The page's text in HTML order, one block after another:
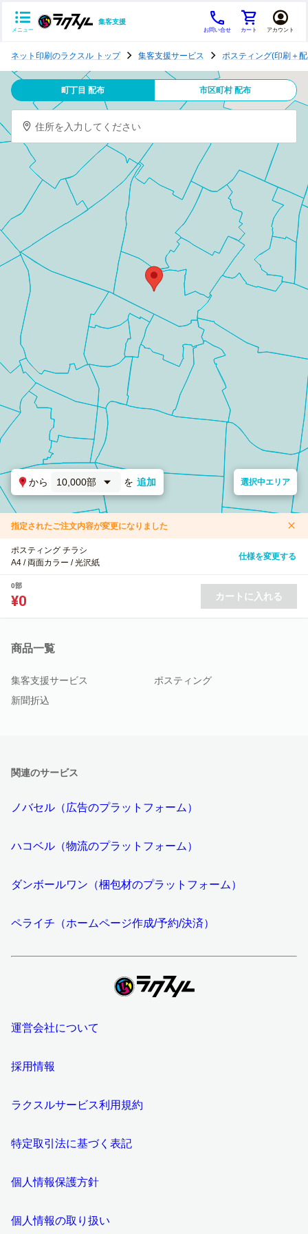
メニュー
集客支援
お問い合せ カート アカウント
テ
ン
グ
ネット印刷のラクスル トップ 集客支援サービス ポスティング(印刷＋
町丁目 配布 市区町村 配布
住所を入力してください
から 10,000部 を 追加 選択中エリア
指定されたご注文内容が変更になりました
ポスティング チラシ
A4 / 両面カラー / 光沢紙
仕様を変更する
0部
¥0 カートに入れる
商品一覧
集客支援サービス
ポスティング
新聞折込
関連のサービス
ノバセル（広告のプラットフォーム）
ハコベル（物流のプラットフォーム）
ダンボールワン（梱包材のプラットフォーム）
ペライチ（ホームページ作成/予約/決済）
運営会社について
採用情報
ラクスルサービス利用規約
特定取引法に基づく表記
個人情報保護方針
個人情報の取り扱い